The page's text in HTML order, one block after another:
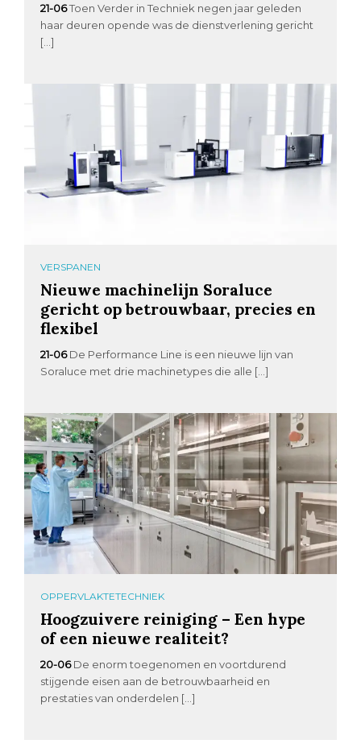
21-06Toen Verder in Techniek negen jaar geleden
haar deuren opende was de dienstverlening gericht
[…]
VERSPANEN
Nieuwe machinelijn Soraluce
gericht op betrouwbaar, precies en
flexibel
21-06 De Performance Line is een nieuwe lijn van
Soraluce met drie machinetypes die alle […]
OPPERVLAKTETECHNIEK
Hoogzuivere reiniging – Een hype
of een nieuwe realiteit?
20-06 De enorm toegenomen en voortdurend
stijgende eisen aan de betrouwbaarheid en
prestaties van onderdelen […]